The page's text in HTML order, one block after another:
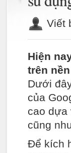
Viết
Hiện
trên
Dưới
của
cao dựa
cũng
Để kích